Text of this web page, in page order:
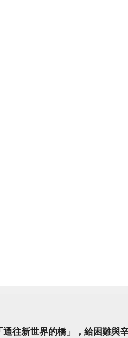
往新世界的橋」，給困難與